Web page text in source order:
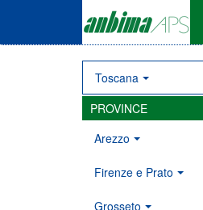
Toscana
PROVINCE
Arezzo
Firenze e Prato
Grosseto